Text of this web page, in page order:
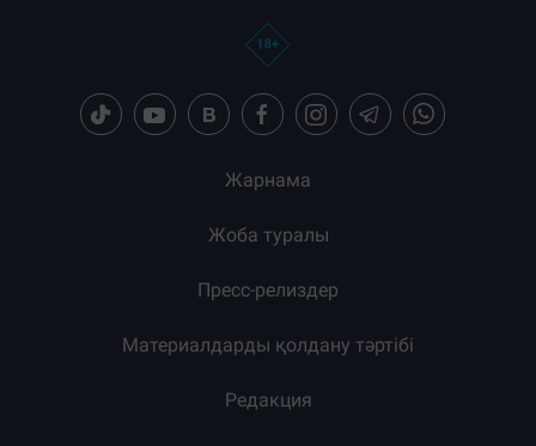
Жарнама
Жоба туралы
Пресс-релиздер
Материалдарды қолдану тәртібі
Редакция